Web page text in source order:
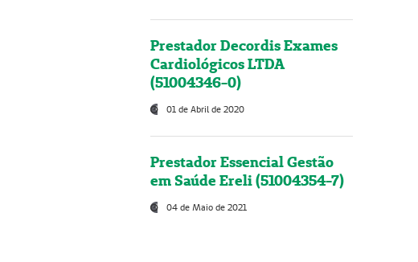
Prestador Decordis Exames
Cardiológicos LTDA
(51004346-0)
01 de Abril de 2020
Prestador Essencial Gestão
em Saúde Ereli (51004354-7)
04 de Maio de 2021